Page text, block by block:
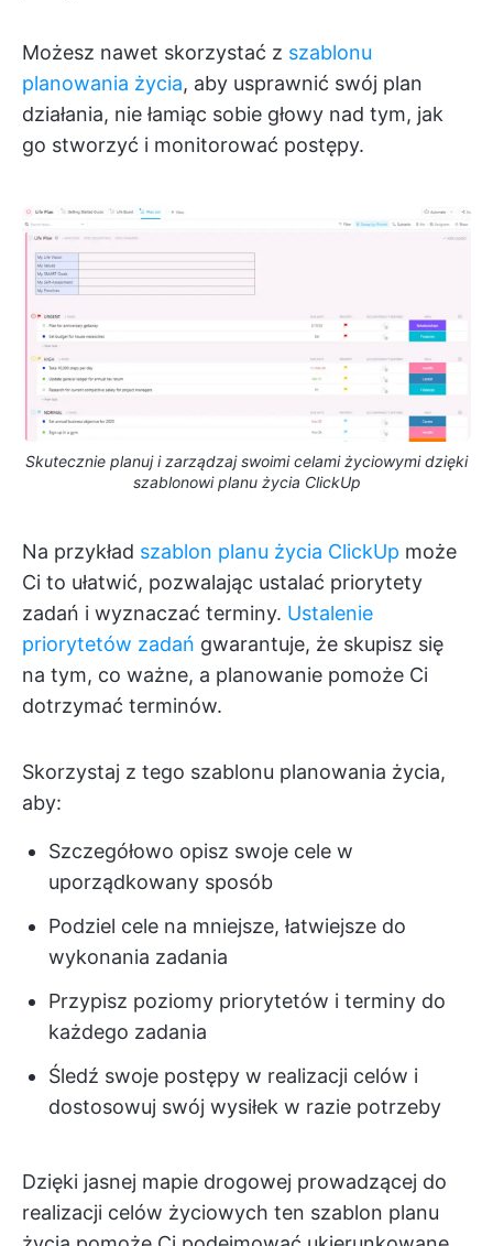
Możesz nawet skorzystać z szablonu
planowania życia, aby usprawnić swój plan
działania, nie łamiąc sobie głowy nad tym, jak
go stworzyć i monitorować postępy.
Skutecznie planuj i zarządzaj swoimi celami życiowymi dzięki
szablonowi planu życia ClickUp
Na przykład szablon planu życia ClickUp może
Ci to ułatwić, pozwalając ustalać priorytety
zadań i wyznaczać terminy. Ustalenie
priorytetów zadań gwarantuje, że skupisz się
na tym, co ważne, a planowanie pomoże Ci
dotrzymać terminów.
Skorzystaj z tego szablonu planowania życia,
aby:
Szczegółowo opisz swoje cele w
uporządkowany sposób
Podziel cele na mniejsze, łatwiejsze do
wykonania zadania
Przypisz poziomy priorytetów i terminy do
każdego zadania
Śledź swoje postępy w realizacji celów i
dostosowuj swój wysiłek w razie potrzeby
Dzięki jasnej mapie drogowej prowadzącej do
realizacji celów życiowych ten szablon planu